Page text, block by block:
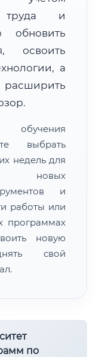
дней
ФИС ФРДО
и просмотра
труда и
обновить
освоить
а
выбрать
недель для
новых
и
работы или
программах
новую
свой
по